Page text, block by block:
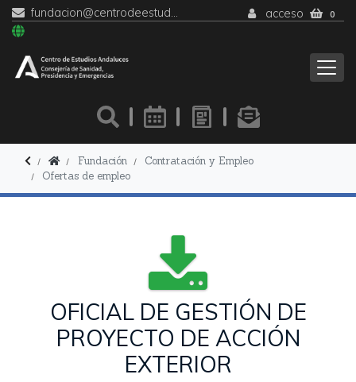
fundacion@centrodeestudiosandaluces.es acceso 0
Fundación
Contratación y Empleo
Ofertas de empleo
OFICIAL DE GESTIÓN DE
PROYECTO DE ACCIÓN
EXTERIOR